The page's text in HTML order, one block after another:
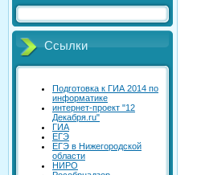
Ссылки
Подготовка к ГИА 2014 по
информатике
интернет-проект "12
Декабря.ru"
ГИА
ЕГЭ
ЕГЭ в Нижегородской
области
НИРО